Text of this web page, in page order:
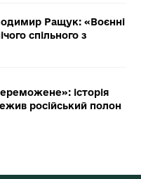
Ращук: «Воєнні
спільного з
історія
російський полон